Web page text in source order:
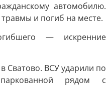
автомобилю.
и погиб на месте.
— искренние
Сватово. ВСУ ударили по
рядом с